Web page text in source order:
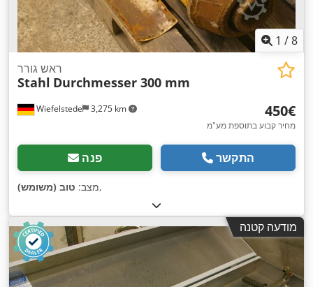
1 /8
Wiefelstede 3,275 km
ראש גורר
Stahl Durchmesser 300 mm
‏450 ‏€
מחיר קבוע בתוספת מע"מ
פנה התקשר
מצב: טוב (משומש) ,
מודעה קטנה